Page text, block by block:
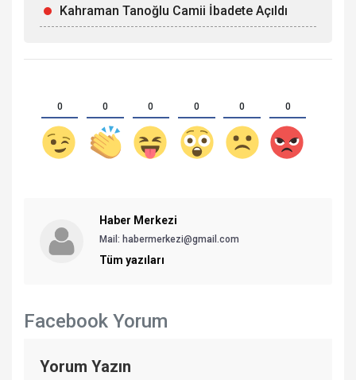
Kahraman Tanoğlu Camii İbadete Açıldı
0 0 0 0 0 0
Haber Merkezi
Mail: habermerkezi@gmail.com
Tüm yazıları
Facebook Yorum
Yorum Yazın